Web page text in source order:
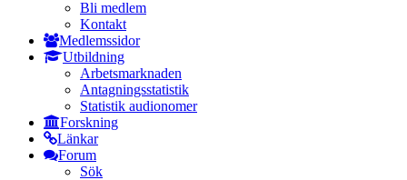
Bli medlem
Kontakt
Medlemssidor
Utbildning
Arbetsmarknaden
Antagningsstatistik
Statistik audionomer
Forskning
Länkar
Forum
Sök